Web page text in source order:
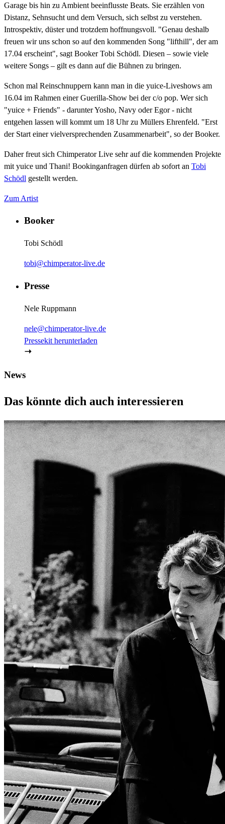
Garage bis hin zu Ambient beeinflusste Beats. Sie erzählen von
Distanz, Sehnsucht und dem Versuch, sich selbst zu verstehen.
Introspektiv, düster und trotzdem hoffnungsvoll. "Genau deshalb
freuen wir uns schon so auf den kommenden Song "lifthill", der am
17.04 erscheint", sagt Booker Tobi Schödl. Diesen – sowie viele
weitere Songs – gilt es dann auf die Bühnen zu bringen.
Schon mal Reinschnuppern kann man in die yuice-Liveshows am
16.04 im Rahmen einer Guerilla-Show bei der c/o pop. Wer sich
"yuice + Friends" - darunter Yosho, Navy oder Egor - nicht
entgehen lassen will kommt um 18 Uhr zu Müllers Ehrenfeld. "Erst
der Start einer vielversprechenden Zusammenarbeit", so der Booker.
Daher freut sich Chimperator Live sehr auf die kommenden Projekte
mit yuice und Thani! Bookinganfragen dürfen ab sofort an Tobi
Schödl gestellt werden.
Zum Artist
Booker
Tobi Schödl
tobi@chimperator-live.de
Presse
Nele Ruppmann
nele@chimperator-live.de
Pressekit herunterladen
News
Das könnte dich auch interessieren